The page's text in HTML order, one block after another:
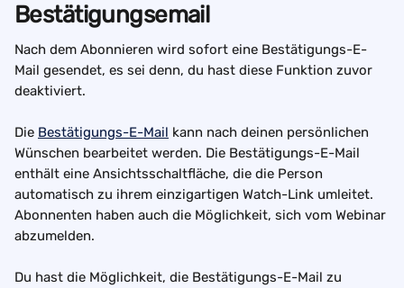
Bestätigungsemail
Nach dem Abonnieren wird sofort eine Bestätigungs-E-
Mail gesendet, es sei denn, du hast diese Funktion zuvor
deaktiviert.
Die Bestätigungs-E-Mail kann nach deinen persönlichen
Wünschen bearbeitet werden. Die Bestätigungs-E-Mail
enthält eine Ansichtsschaltfläche, die die Person
automatisch zu ihrem einzigartigen Watch-Link umleitet.
Abonnenten haben auch die Möglichkeit, sich vom Webinar
abzumelden.
Du hast die Möglichkeit, die Bestätigungs-E-Mail zu